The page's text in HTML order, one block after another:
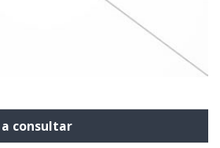
a consultar